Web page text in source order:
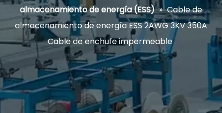
almacenamiento de energía (ESS) » Cable de
almacenamiento de energía ESS 2AWG 3KV 350A
Cable de enchufe impermeable